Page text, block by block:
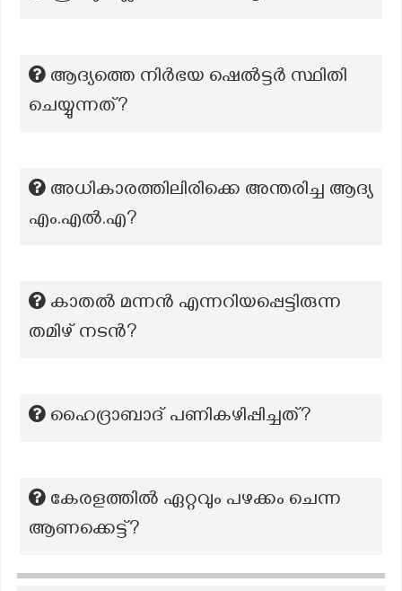
ആദ്യത്തെ നിർഭയ ഷെൽട്ടർ സ്ഥിതി
ചെയ്യുന്നത്?
അധികാരത്തിലിരിക്കെ അന്തരിച്ച ആദ്യ
എം.എല്‍.എ?
കാതൽ മന്നൻ എന്നറിയപ്പെട്ടിരുന്ന
തമിഴ് നടൻ?
ഹൈദ്രാബാദ് പണികഴിപ്പിച്ചത്?
കേരളത്തില്‍ ഏറ്റവും പഴക്കം ചെന്ന
ആണക്കെട്ട്?